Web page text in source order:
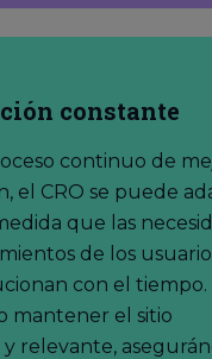
constante
continuo de
el CRO se puede
que las
de los
con el tiempo.
mantener el sitio
relevante,